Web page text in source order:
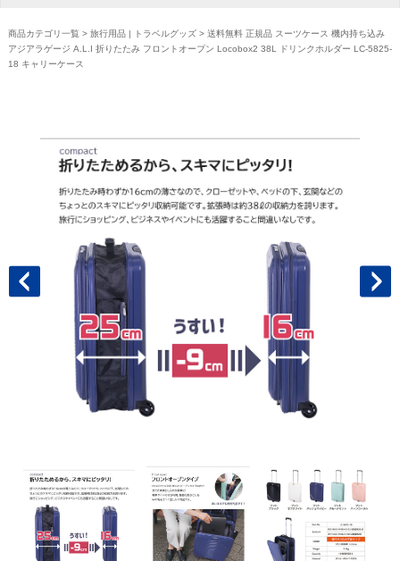
商品カテゴリ一覧 > 旅行用品 | トラベルグッズ> 送料無料 正規品 スーツケース 機内持ち込み
アジアラゲージ A.L.I 折りたたみ フロントオープン Locobox2 38L ドリンクホルダー LC-5825-
18 キャリーケース